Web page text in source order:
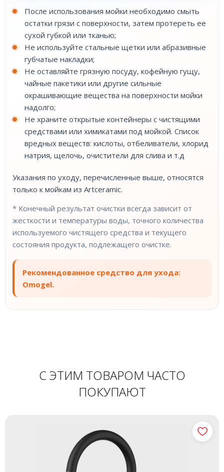
После использования мойки необходимо смыть
остатки грязи с поверхности, затем протереть ее
сухой губкой или тканью;
Не используйте стальные щетки или абразивные
губчатые накладки;
Не оставляйте грязную посуду, кофейную гущу,
чайные пакетики или другие сильные
окрашивающие вещества на поверхности мойки
надолго;
Не храните открытые контейнеры с чистящими
средствами или химикатами под мойкой. Список
вредных веществ: кислоты, отбеливатели, хлорид
натрия, щелочь, очистители для слива и т.д
Указания по уходу, перечисленные выше, относятся
только к мойкам из Artceramic.
* Конечный результат очистки всегда зависит от
жесткости и температуры воды, точного количества
используемого чистящего средства и текущего
состояния продукта, подлежащего очистке.
Рекомендованное средство для ухода:
Omogel.
С ЭТИМ ТОВАРОМ ЧАСТО
ПОКУПАЮТ